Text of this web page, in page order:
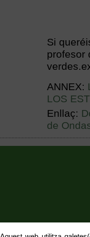
Si
profesor
ANNEX:
LOS
Enllaç:
de